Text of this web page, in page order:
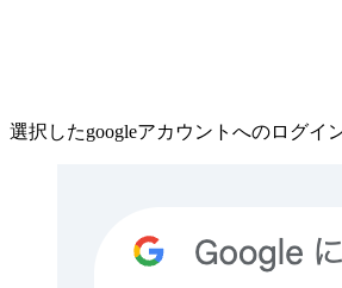
選択したgoogleアカウントへのログイ